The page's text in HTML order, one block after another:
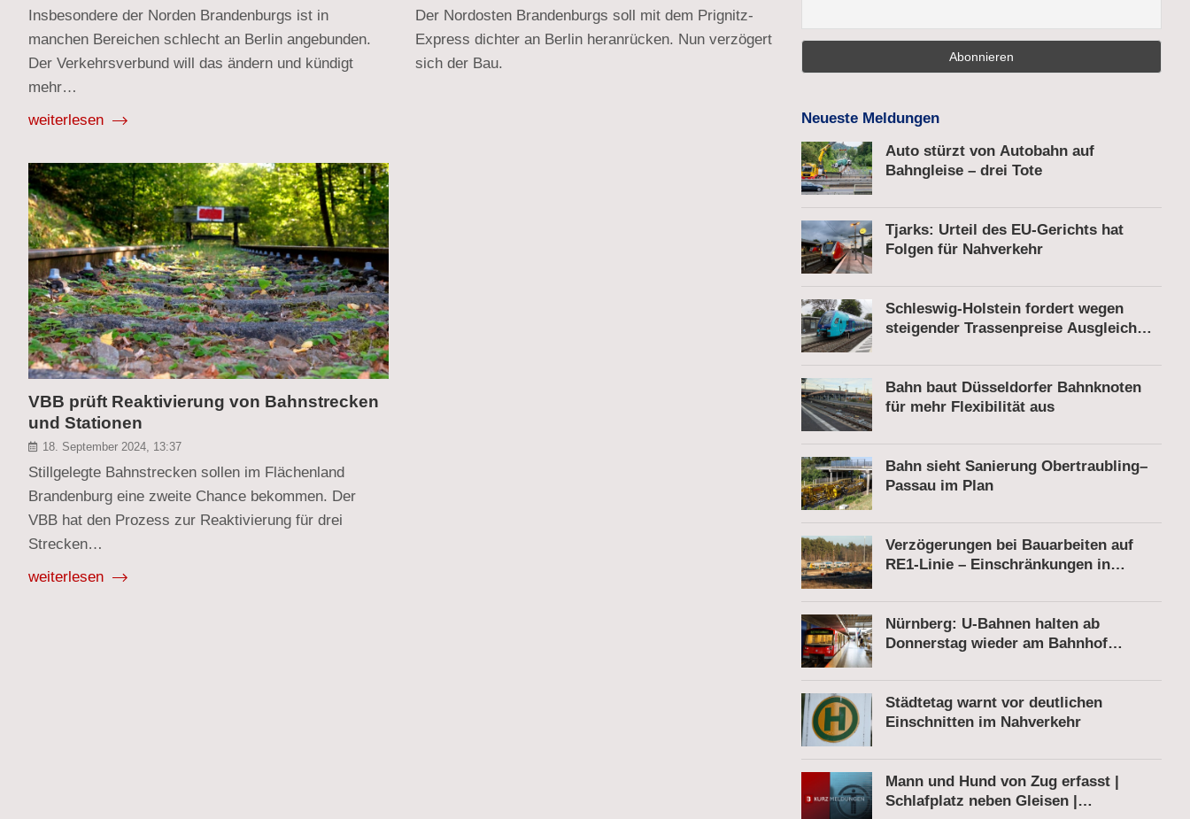
Insbesondere der Norden Brandenburgs ist in
manchen Bereichen schlecht an Berlin angebunden.
Der Verkehrsverbund will das ändern und kündigt
mehr…
weiterlesen
Der Nordosten Brandenburgs soll mit dem Prignitz-
Express dichter an Berlin heranrücken. Nun verzögert
sich der Bau.
VBB prüft Reaktivierung von Bahnstrecken
und Stationen
18. September 2024, 13:37
Stillgelegte Bahnstrecken sollen im Flächenland
Brandenburg eine zweite Chance bekommen. Der
VBB hat den Prozess zur Reaktivierung für drei
Strecken…
weiterlesen
Neueste Meldungen
Auto stürzt von Autobahn auf
Bahngleise – drei Tote
Tjarks: Urteil des EU-Gerichts hat
Folgen für Nahverkehr
Schleswig-Holstein fordert wegen
steigender Trassenpreise Ausgleich
Bahn baut Düsseldorfer Bahnknoten
für mehr Flexibilität aus
Bahn sieht Sanierung Obertraubling–
Passau im Plan
Verzögerungen bei Bauarbeiten auf
RE1-Linie – Einschränkungen in
Nürnberg: U-Bahnen halten ab
Donnerstag wieder am Bahnhof
Städtetag warnt vor deutlichen
Einschnitten im Nahverkehr
Mann und Hund von Zug erfasst |
Schlafplatz neben Gleisen |